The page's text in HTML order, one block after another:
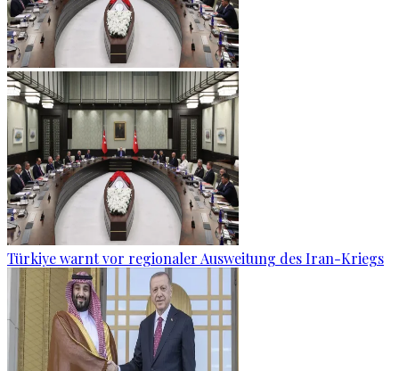
Türkiye warnt vor regionaler Ausweitung des Iran-Kriegs